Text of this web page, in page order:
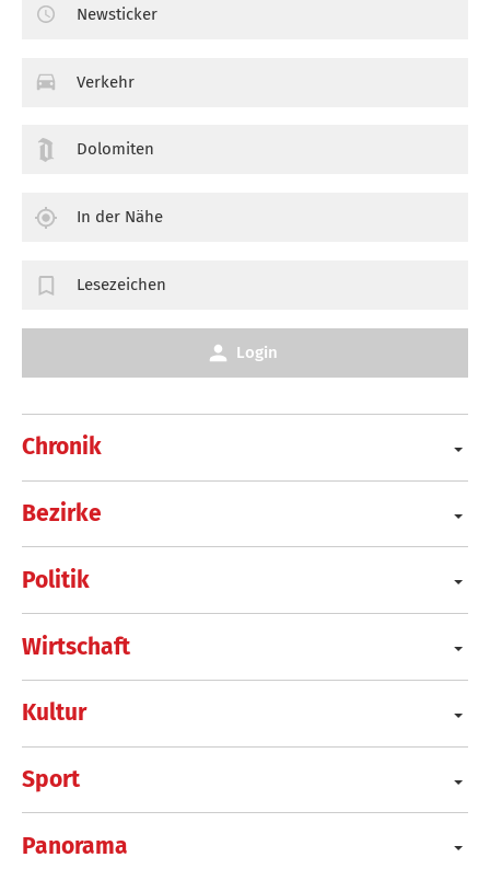
Chronik
Bezirke
Politik
Wirtschaft
Kultur
Sport
Panorama
Newsticker
Verkehr
Dolomiten
In der Nähe
Lesezeichen
Login